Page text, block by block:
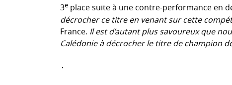
3e place suite à une contre-performance en
décrocher ce titre en venant sur cette
France. Il est d’autant plus savoureux que
Calédonie à décrocher le titre de champion